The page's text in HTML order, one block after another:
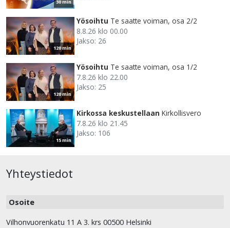
30 min
120 min
Yösoihtu Te saatte voiman, osa 2/2
8.8.26 klo 00.00
Jakso: 26
120 min
Yösoihtu Te saatte voiman, osa 1/2
7.8.26 klo 22.00
Jakso: 25
15 min
Kirkossa keskustellaan Kirkollisvero
7.8.26 klo 21.45
Jakso: 106
Yhteystiedot
Osoite
Vilhonvuorenkatu 11 A 3. krs 00500 Helsinki